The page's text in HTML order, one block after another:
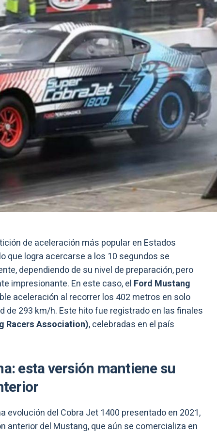
de aceleración más popular en Estados
que logra acercarse a los 10 segundos se
dependiendo de su nivel de preparación, pero
impresionante. En este caso, el Ford Mustang
aceleración al recorrer los 402 metros en solo
de 293 km/h. Este hito fue registrado en las finales
Racers Association), celebradas en el país
esta versión mantiene su
evolución del Cobra Jet 1400 presentado en 2021,
anterior del Mustang, que aún se comercializa en